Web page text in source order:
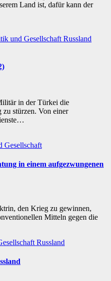
Land ist, dafür kann der
und Gesellschaft Russland
in der Türkei die
zu stürzen. Von einer
Gesellschaft
in einem aufgezwungenen
den Krieg zu gewinnen,
Mitteln gegen die
Russland